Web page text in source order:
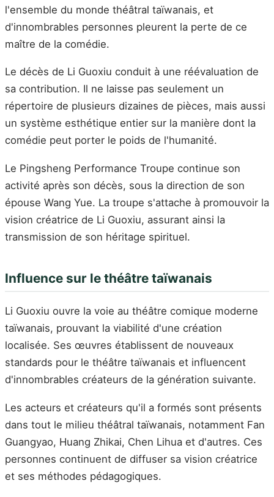
l'ensemble du monde théâtral taïwanais, et
d'innombrables personnes pleurent la perte de ce
maître de la comédie.
Le décès de Li Guoxiu conduit à une réévaluation de
sa contribution. Il ne laisse pas seulement un
répertoire de plusieurs dizaines de pièces, mais aussi
un système esthétique entier sur la manière dont la
comédie peut porter le poids de l'humanité.
Le Pingsheng Performance Troupe continue son
activité après son décès, sous la direction de son
épouse Wang Yue. La troupe s'attache à promouvoir la
vision créatrice de Li Guoxiu, assurant ainsi la
transmission de son héritage spirituel.
Influence sur le théâtre taïwanais
Li Guoxiu ouvre la voie au théâtre comique moderne
taïwanais, prouvant la viabilité d'une création
localisée. Ses œuvres établissent de nouveaux
standards pour le théâtre taïwanais et influencent
d'innombrables créateurs de la génération suivante.
Les acteurs et créateurs qu'il a formés sont présents
dans tout le milieu théâtral taïwanais, notamment Fan
Guangyao, Huang Zhikai, Chen Lihua et d'autres. Ces
personnes continuent de diffuser sa vision créatrice
et ses méthodes pédagogiques.